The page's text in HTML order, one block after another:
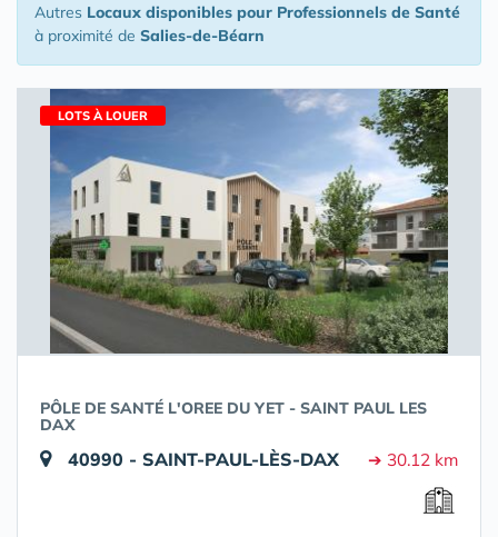
Autres Locaux disponibles pour Professionnels de Santé
à proximité de Salies-de-Béarn
LOTS À LOUER
PÔLE DE SANTÉ L'OREE DU YET - SAINT PAUL LES
DAX
40990 - SAINT-PAUL-LÈS-DAX ➔ 30.12 km